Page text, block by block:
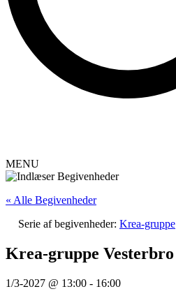
MENU
« Alle Begivenheder
Serie af begivenheder: Krea-gruppe
Krea-gruppe Vesterbro
1/3-2027 @ 13:00 - 16:00